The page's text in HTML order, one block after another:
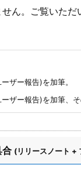
ん。ご覧いた
ー報告)を加筆。
ー報告)を加筆、そ
合 (リリースノート +